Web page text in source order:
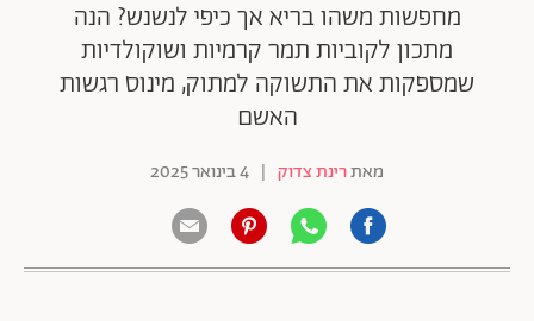
מחפשות משהו בריא אך כיפי לנשנש? הנה
מתכון לקוביות תמר קרמיות ושוקולדיות
שמספקות את התשוקה למתוק, מינוס רגשות
האשם
מאתרינת צדוק | 4 בינואר 2025